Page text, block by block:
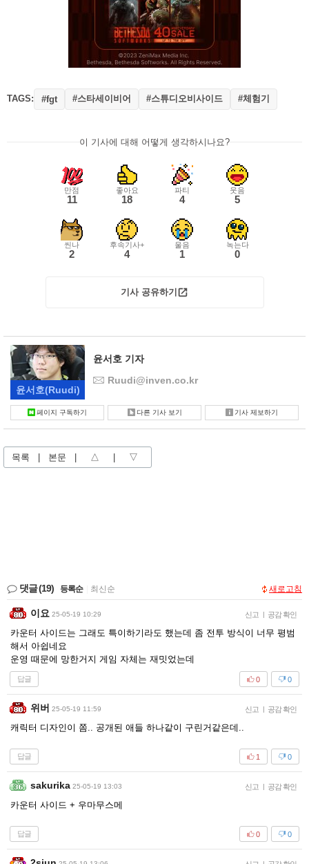
TAGS: #fgt #스타세이비어 #스튜디오비사이드 #체험기
이 기사에 대해 어떻게 생각하시나요?
만점
11
좋아요
18
파티
4
웃음
5
씬나
2
후속기사+
4
울음
1
녹는다
0
기사 공유하기
윤서호(Ruudi)
윤서호 기자
Ruudi@inven.co.kr
페이지 구독하기 다른 기사 보기 기사 제보하기
목록 본문 △ ▽
댓글(19) 등록순 최신순 새로고침
이요 25-05-19 10:29 신고 | 공감 확인
카운터 사이드는 그래도 특이하기라도 했는데 좀 전투 방식이 너무 평범
해서 아쉽네요
운영 때문에 망한거지 게임 자체는 재밋었는데
답글 0
0
위버 25-05-19 11:59 신고 | 공감 확인
캐릭터 디자인이 쫌.. 공개된 애들 하나같이 구린거같은데..
답글 0
1
sakurika 25-05-19 13:03 신고 | 공감 확인
카운터 사이드 + 우마무스메
답글 0
0